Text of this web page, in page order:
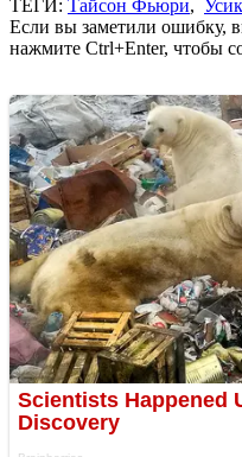
ТЕГИ: Тайсон Фьюри, Усик
Если вы заметили ошибку,
нажмите Ctrl+Enter, чтобы